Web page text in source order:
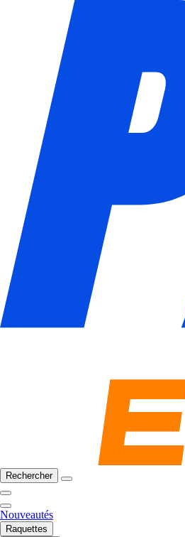
Rechercher
Nouveautés
Raquettes